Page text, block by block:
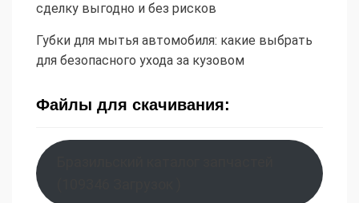
сделку выгодно и без рисков
Губки для мытья автомобиля: какие выбрать
для безопасного ухода за кузовом
Файлы для скачивания: